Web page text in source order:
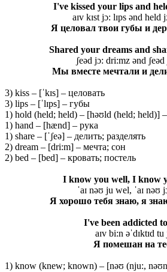
I've kissed your lips and
aɪv kɪst jɔ: lɪps ənd held
Я целовал твои губы и
Shared your dreams and
ʃeəd jɔ: dri:mz ənd
Мы вместе мечтали и
3) kiss – [ˈkɪs] – целовать
3) lips – [ˈlɪps] – губы
1) hold (held; held) – [həʊld (held; held)]
1) hand – [hænd] – рука
1) share – [ˈʃeə] – делить; разделять
2) dream – [dri:m] – мечта; сон
2) bed – [bed] – кровать; постель
I know you well, I know
ˈaɪ nəʊ ju wel, ˈaɪ nəʊ
Я хорошо тебя знаю, я
I've been addicted
aɪv bi:n əˈdɪktɪd tu
Япомешанна
1) know (knew; known) – [nəʊ (nju:,